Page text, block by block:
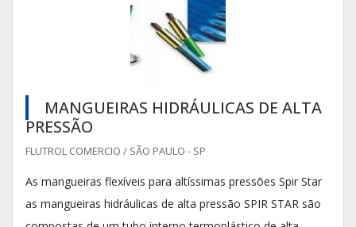
MANGUEIRAS HIDRÁULICAS DE ALTA
PRESSÃO
FLUTROL COMERCIO / SÃO PAULO - SP
As mangueiras flexíveis para altíssimas pressões Spir Star
as mangueiras hidráulicas de alta pressão SPIR STAR são